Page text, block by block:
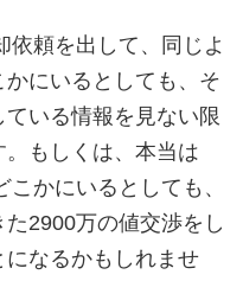
依頼を出して、同じよ
にいるとしても、そ
いる情報を見ない限
。もしくは、本当は
かにいるとしても、
2900万の値交渉をし
なるかもしれませ